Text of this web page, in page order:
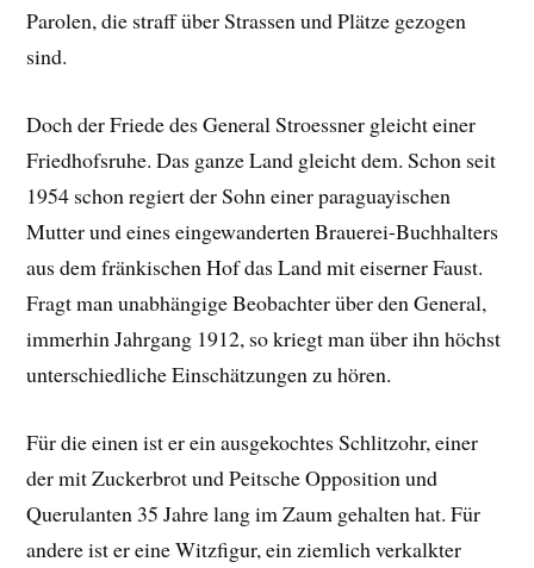
Parolen, die straff über Strassen und Plätze gezogen
sind.
Doch der Friede des General Stroessner gleicht einer
Friedhofsruhe. Das ganze Land gleicht dem. Schon seit
1954 schon regiert der Sohn einer paraguayischen
Mutter und eines eingewanderten Brauerei-Buchhalters
aus dem fränkischen Hof das Land mit eiserner Faust.
Fragt man unabhängige Beobachter über den General,
immerhin Jahrgang 1912, so kriegt man über ihn höchst
unterschiedliche Einschätzungen zu hören.
Für die einen ist er einausgekochtes Schlitzohr, einer
der mit Zuckerbrot und Peitsche Opposition und
Querulanten 35 Jahre lang im Zaum gehalten hat. Für
andere ist er eine Witzfigur, ein ziemlich verkalkter